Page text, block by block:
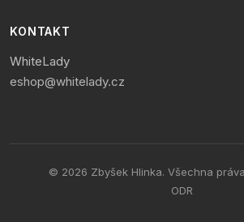
KONTAKT
WhiteLady
eshop@whitelady.cz
© 2026 Zbyšek Hlinka. Všechna
ODR